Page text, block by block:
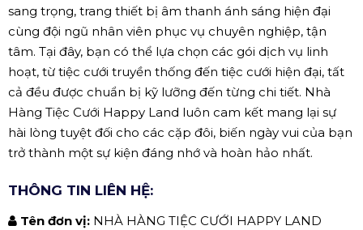
sang trọng, trang thiết bị âm thanh ánh sáng hiện đại
cùng đội ngũ nhân viên phục vụ chuyên nghiệp, tận
tâm. Tại đây, bạn có thể lựa chọn các gói dịch vụ linh
hoạt, từ tiệc cưới truyền thống đến tiệc cưới hiện đại, tất
cả đều được chuẩn bị kỹ lưỡng đến từng chi tiết. Nhà
Hàng Tiệc Cưới Happy Land luôn cam kết mang lại sự
hài lòng tuyệt đối cho các cặp đôi, biến ngày vui của bạn
trở thành một sự kiện đáng nhớ và hoàn hảo nhất.
THÔNG TIN LIÊN HỆ:
Tên đơn vị: NHÀ HÀNG TIỆC CƯỚI HAPPY LAND